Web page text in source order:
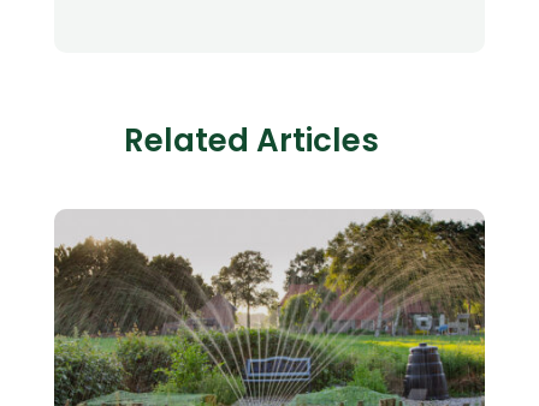
Related Articles